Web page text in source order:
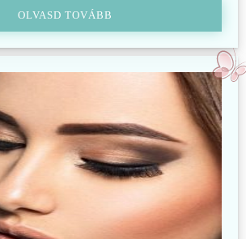
OLVASD TOVÁBB